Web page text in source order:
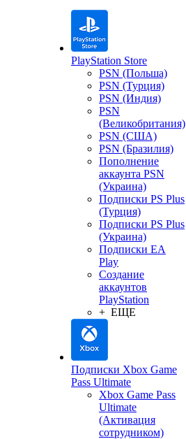
PlayStation Store
PSN (Польша)
PSN (Турция)
PSN (Индия)
PSN
(Великобритания)
PSN (США)
PSN (Бразилия)
Пополнение
аккаунта PSN
(Украина)
Подписки PS Plus
(Турция)
Подписки PS Plus
(Украина)
Подписки EA
Play
Создание
аккаунтов
PlayStation
+ ЕЩЕ
Подписки Xbox Game
Pass Ultimate
Xbox Game Pass
Ultimate
(Активация
сотрудником)